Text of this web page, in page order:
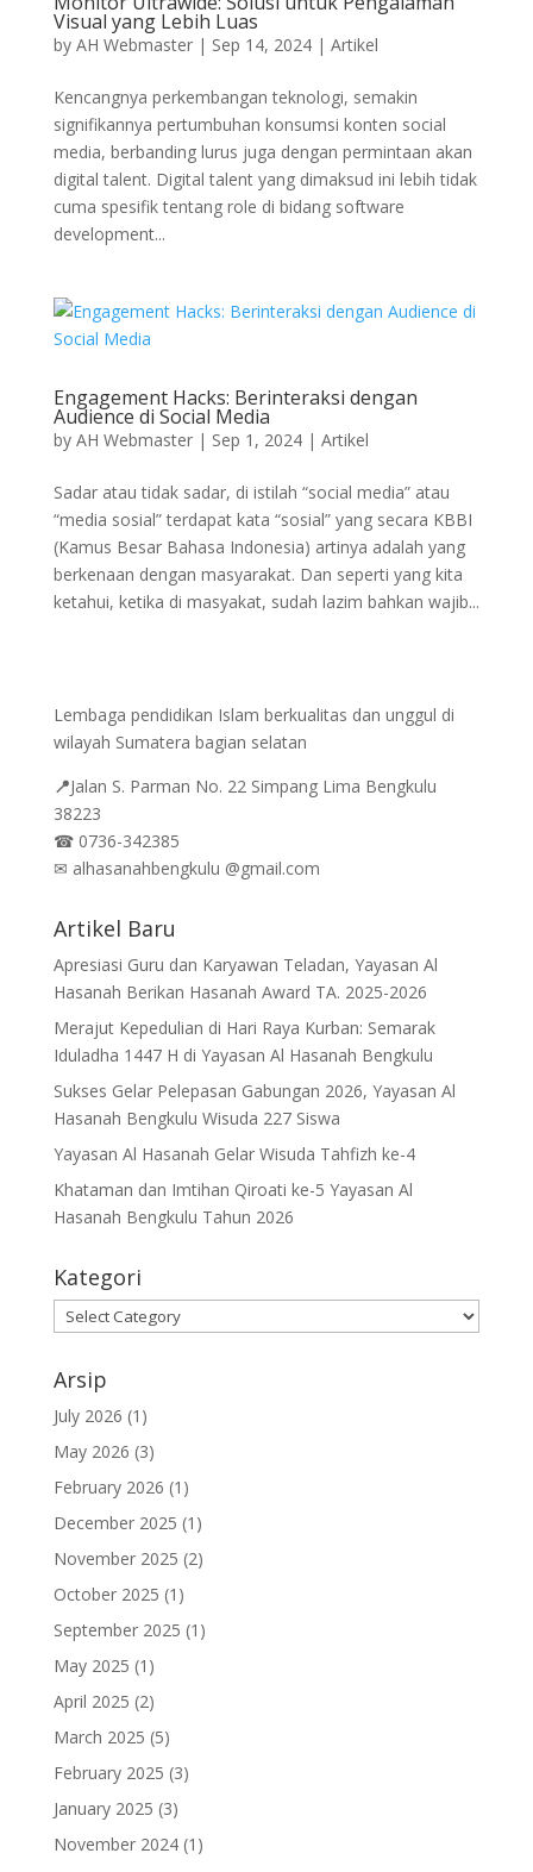
Visual yang Lebih Luas
by AH Webmaster| Sep 14, 2024| Artikel
Kencangnya perkembangan teknologi, semakin
signifikannya pertumbuhan konsumsi konten social
media, berbanding lurus juga dengan permintaan akan
digital talent. Digital talent yang dimaksud ini lebih tidak
cuma spesifik tentang role di bidang software
development...
Engagement Hacks: Berinteraksi dengan
Audience di Social Media
by AH Webmaster| Sep 1, 2024| Artikel
Sadar atau tidak sadar, di istilah “social media” atau
“media sosial” terdapat kata “sosial” yang secara KBBI
(Kamus Besar Bahasa Indonesia) artinya adalah yang
berkenaan dengan masyarakat. Dan seperti yang kita
ketahui, ketika di masyakat, sudah lazim bahkan wajib...
Lembaga pendidikan Islam berkualitas dan unggul di
wilayah Sumatera bagian selatan
📍Jalan S. Parman No. 22 Simpang Lima Bengkulu
38223
☎0736-342385
✉ alhasanahbengkulu @gmail.com
Artikel Baru
Apresiasi Guru dan Karyawan Teladan, Yayasan Al
Hasanah Berikan Hasanah Award TA. 2025-2026
Merajut Kepedulian di Hari Raya Kurban: Semarak
Iduladha 1447 H di Yayasan Al Hasanah Bengkulu
Sukses Gelar Pelepasan Gabungan 2026, Yayasan Al
Hasanah Bengkulu Wisuda 227 Siswa
Yayasan Al Hasanah Gelar Wisuda Tahfizh ke-4
Khataman dan Imtihan Qiroati ke-5 Yayasan Al
Hasanah Bengkulu Tahun 2026
Kategori
Kategori
Arsip
July 2026 (1)
May 2026 (3)
February 2026 (1)
December 2025 (1)
November 2025 (2)
October 2025 (1)
September 2025 (1)
May 2025 (1)
April 2025 (2)
March 2025 (5)
February 2025 (3)
January 2025 (3)
November 2024(1)